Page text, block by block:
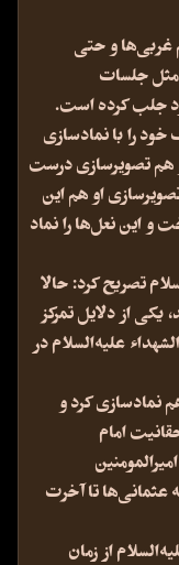
غربی‌ها و حتی
جلسات
جلب کرده است.
را با نمادسازی
هم تصویرسازی درست
او هم این
و این نعل‌ها را نماد
تصریح کرد: حالا
یکی از دلایل تمرکز
علیه‌السلام در
نمادسازی کرد و
امام
عثمانی‌ها تا آخرت
از زمان